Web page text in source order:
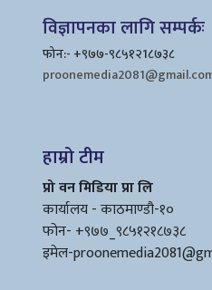
विज्ञापनका लागि सम्पर्कः
फोन:- +९७७-९८५१२1८७३८
हाम्रो टीम
प्रो वन मिडिया प्रा लि
कार्यालय - काठमाण्डौ-१०
फोन- +९७७_९८५१२१८७३८
इमेल-